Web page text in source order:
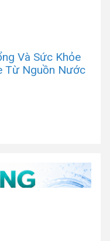
Và Sức Khỏe
Từ Nguồn Nước